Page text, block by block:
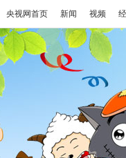
央视网首页 新闻 视频